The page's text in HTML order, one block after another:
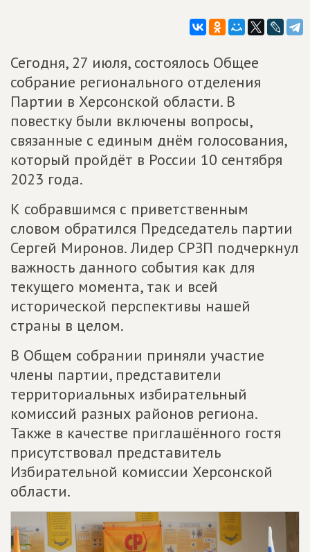
Сегодня, 27 июля, состоялось Общее
собрание регионального отделения
Партии в Херсонской области. В
повестку были включены вопросы,
связанные с единым днём голосования,
который пройдёт в России 10 сентября
2023 года.
К собравшимся с приветственным
словом обратился Председатель партии
Сергей Миронов. Лидер СРЗП подчеркнул
важность данного события как для
текущего момента, так и всей
исторической перспективы нашей
страны в целом.
В Общем собрании приняли участие
члены партии, представители
территориальных избирательный
комиссий разных районов региона.
Также в качестве приглашённого гостя
присутствовал представитель
Избирательной комиссии Херсонской
области.